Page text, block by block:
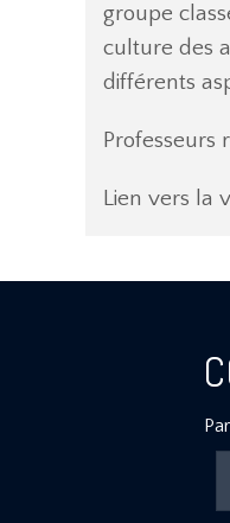
groupe
culture des
différents
Professeurs
Lien vers la